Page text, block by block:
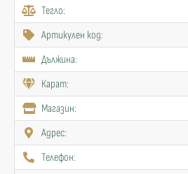
Тегло:
Артикулен код:
Дължина:
Карат:
Mагазин:
Адрес:
Телефон: